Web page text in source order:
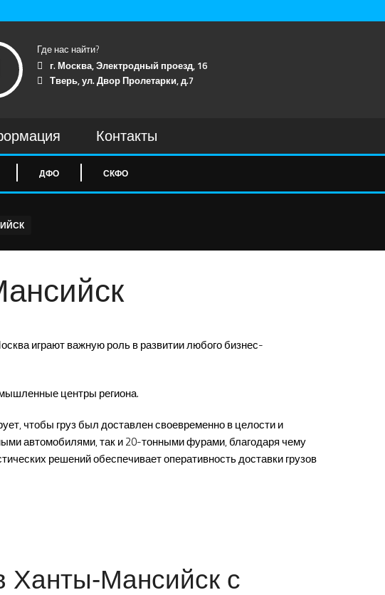
Где нас найти?
г. Москва, Электродный проезд, 16
Тверь, ул. Двор Пролетарки, д.7
Контакты
ДФО СКФО
играют важную роль в развитии любого бизнес-
центры региона.
чтобы груз был доставлен своевременно в целости и
автомобилями, так и 20-тонными фурами, благодаря чему
решений обеспечивает оперативность доставки грузов
Ханты-Мансийск с